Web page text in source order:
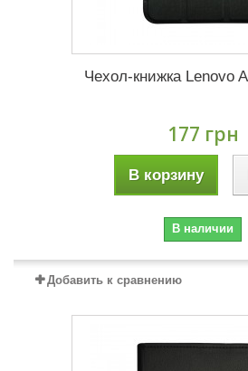
Чехол-книжка Lenovo
177 грн
В корзину
В наличии
Добавить к сравнению